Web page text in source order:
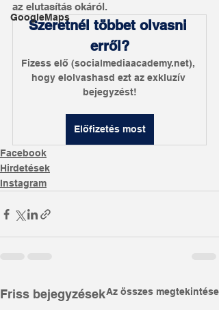
GoogleMaps
az elutasítás okáról.
Szeretnél többet olvasni
erről?
Fizess elő (socialmediaacademy.net),
hogy elolvashasd ezt az exkluzív
bejegyzést!
Előfizetés most
Facebook
Hirdetések
Instagram
Friss bejegyzésekAz összes megtekintése